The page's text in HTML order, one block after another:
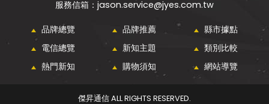
jason.service@jyes.com.tw
品牌總覽 品牌推薦
縣市據點
電信總覽
新知主題
類別比較
熱門新知
購物須知 網站導覽
傑昇通信 ALL RIGHTS RESERVED.